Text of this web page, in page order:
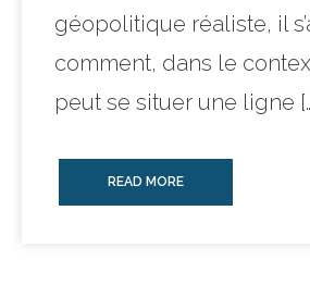
géopolitique réaliste, il
comment, dans le
peut se situer une ligne
READ MORE